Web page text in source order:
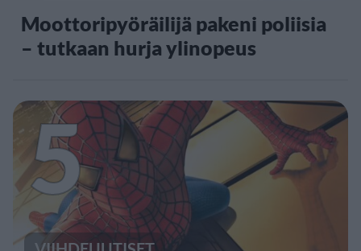
Moottoripyöräilijä pakeni poliisia
– tutkaan hurja ylinopeus
5